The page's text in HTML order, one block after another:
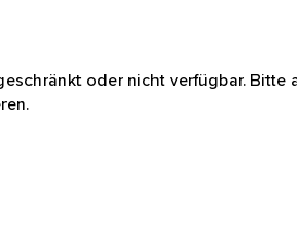
oder nicht verfügbar. Bitte